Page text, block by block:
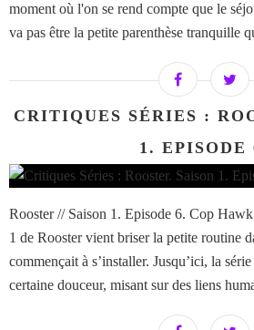
moment où l'on se rend compte que le
va pas être la petite parenthèse tranquille
CRITIQUES SÉRIES :
1. EPISODE
Rooster // Saison 1. Episode 6. Cop
1 de Rooster vient briser la petite routine
commençait à s’installer. Jusqu’ici, la
certaine douceur, misant sur des liens